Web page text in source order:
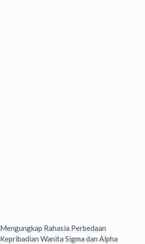
Mengungkap Rahasia Perbedaan
Kepribadian Wanita Sigma dan Alpha